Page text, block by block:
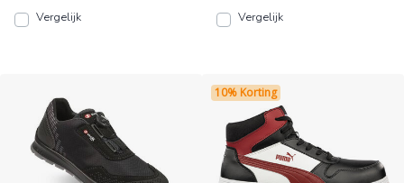
Vergelijk Vergelijk
10% Korting